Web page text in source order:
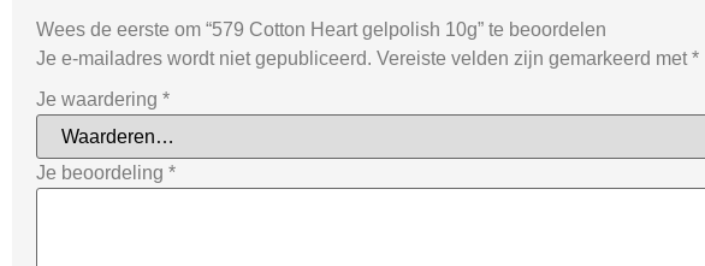
Wees de eerste om “579 Cotton Heart gelpolish 10g” te beoordelen
Je e-mailadres wordt niet gepubliceerd. Vereiste velden zijn gemarkeerd met *
Je waardering *
Je beoordeling *